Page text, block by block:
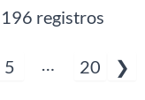
registros
5 20 ❯